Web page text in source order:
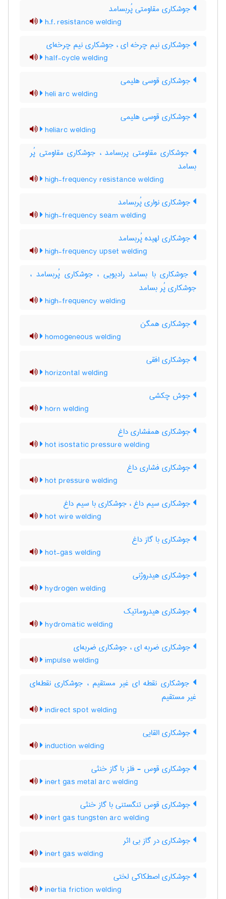
جوشکاری مقاومتی پُربسامد
h.f. resistance welding
جوشکاری نیم چرخه ای ، جوشکاری نیم چرخه‌ای
half-cycle welding
جوشکاری قوسی هلیمی
heli arc welding
جوشکاری قوسی هلیمی
heliarc welding
جوشکاری مقاومتی پربسامد ، جوشکاری مقاومتی پُر
بسامد
high-frequency resistance welding
جوشکاری نواری پُربسامد
high-frequency seam welding
جوشکاری لهیده پُربسامد
high-frequency upset welding
جوشکاری با بسامد رادیویی ، جوشکاری پُربسامد ،
جوشکاری پُر بسامد
high-frequency welding
جوشکاری همگن
homogeneous welding
جوشکاری افقی
horizontal welding
جوش چکشی
horn welding
جوشکاری همفشاری داغ
hot isostatic pressure welding
جوشکاری فشاری داغ
hot pressure welding
جوشکاری سیم داغ ، جوشکاری با سیم داغ
hot wire welding
جوشکاری با گاز داغ
hot-gas welding
جوشکاری هیدروژنی
hydrogen welding
جوشکاری هیدروماتیک
hydromatic welding
جوشکاری ضربه ای ، جوشکاری ضربه‌ای
impulse welding
جوشکاری نقطه ای غیر مستقیم ، جوشکاری نقطه‌ای
غیر مستقیم
indirect spot welding
جوشکاری القایی
induction welding
جوشکاری قوس - فلز با گاز خنثی
inert gas metal arc welding
جوشکاری قوس تنگستنی با گاز خنثی
inert gas tungsten arc welding
جوشکاری در گاز بی اثر
inert gas welding
جوشکاری اصطکاکی لختی
inertia friction welding